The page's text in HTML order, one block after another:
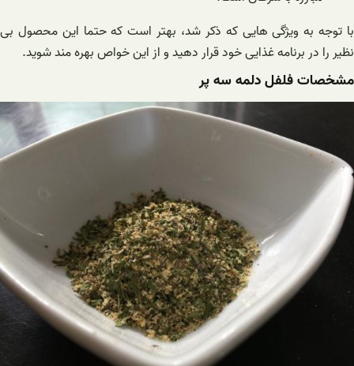
با توجه به ویژگی هایی که ذکر شد، بهتر است که حتما این محصول بی
نظیر را در برنامه غذایی خود قرار دهید و از این خواص بهره مند شوید.
مشخصات فلفل دلمه سه پر